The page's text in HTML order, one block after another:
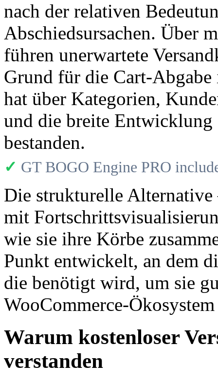
nach der relativen
Abschiedsursachen. Über
führen unerwartete
Grund für die Cart-
hat über Kategorien,
und die breite Entwicklung
bestanden.
✓ GT BOGO Engine PRO
Die strukturelle
mit
wie sie ihre Körbe
Punkt entwickelt, an dem
die benötigt wird, um sie
WooCommerce-
Warum kostenloser
verstanden